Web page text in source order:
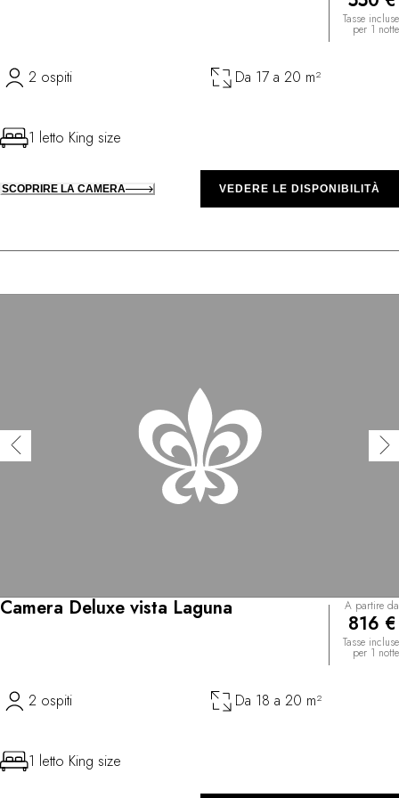
Tasse incluse
per 1 notte
2 ospiti Da 17 a 20 m²
1 letto King size
SCOPRIRE LA CAMERA VEDERE LE DISPONIBILITÀ
Camera Deluxe vista Laguna A partire da
816 €
Tasse incluse
per 1 notte
2 ospiti Da 18 a 20 m²
1 letto King size